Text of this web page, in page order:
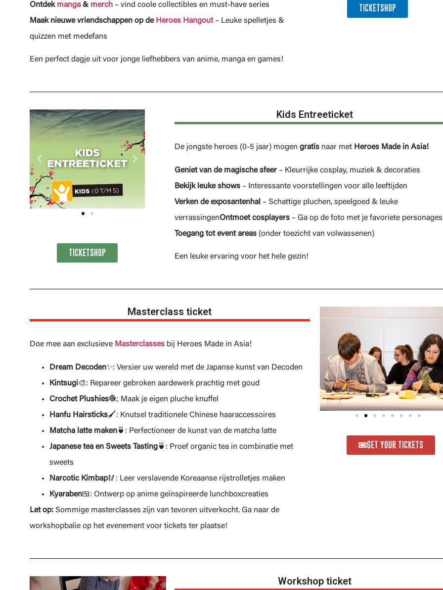
Ontdek manga & merch – vind coole collectibles en must-have series
Maak nieuwe vriendschappen op de Heroes Hangout– Leuke spelletjes &
quizzen met medefans
Een perfect dagje uit voor jonge liefhebbers van anime, manga en games!
TICKETSHOP
TICKETSHOP
Kids Entreeticket
De jongste heroes (0-5 jaar) mogen gratis naar met Heroes Made in Asia!
Geniet van de magische sfeer – Kleurrijke cosplay, muziek & decoraties
Bekijk leuke shows – Interessante voorstellingen voor alle leeftijden
Verken de exposantenhal – Schattige pluchen, speelgoed & leuke
verrassingenOntmoet cosplayers – Ga op de foto met je favoriete personages
Toegang tot event areas (onder toezicht van volwassenen)
Een leuke ervaring voor het hele gezin!
Masterclass ticket
Doe mee aan exclusieve Masterclasses bij Heroes Made in Asia!
Dream Decoden✨: Versier uw wereld met de Japanse kunst van Decoden
Kintsugi🎨: Repareer gebroken aardewerk prachtig met goud
Crochet Plushies🧶: Maak je eigen pluche knuffel
Hanfu Hairsticks🖌️: Knutsel traditionele Chinese haaraccessoires
Matcha latte maken🍵: Perfectioneer de kunst van de matcha latte
Japanese tea en Sweets Tasting🍵: Proef organic tea in combinatie met
sweets
Narcotic Kimbap🥢: Leer verslavende Koreaanse rijstrolletjes maken
Kyaraben🍱: Ontwerp op anime geïnspireerde lunchboxcreaties
Let op: Sommige masterclasses zijn van tevoren uitverkocht. Ga naar de
workshopbalie op het evenement voor tickets ter plaatse!
GET YOUR TICKETS
Workshop ticket